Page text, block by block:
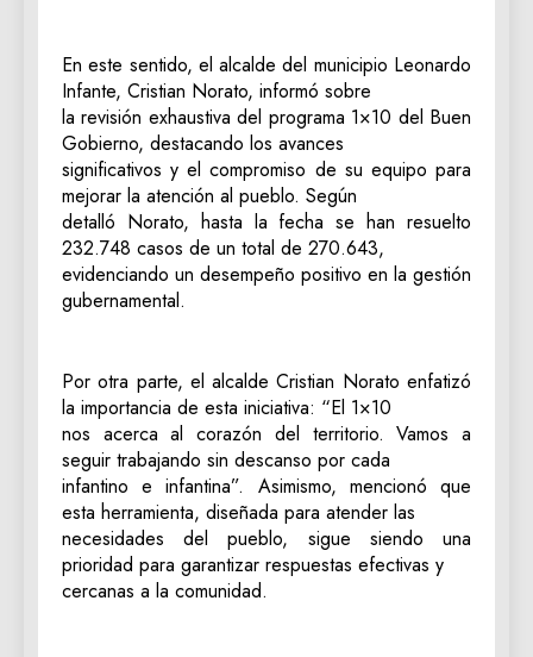
En este sentido, el alcalde del municipio Leonardo
Infante, Cristian Norato, informó sobre
la revisión exhaustiva del programa 1×10 del Buen
Gobierno, destacando los avances
significativos y el compromiso de su equipo para
mejorar la atención al pueblo. Según
detalló Norato, hasta la fecha se han resuelto
232.748 casos de un total de 270.643,
evidenciando un desempeño positivo en la gestión
gubernamental.
Por otra parte, el alcalde Cristian Norato enfatizó
la importancia de esta iniciativa: “El 1×10
nos acerca al corazón del territorio. Vamos a
seguir trabajando sin descanso por cada
infantino e infantina”. Asimismo, mencionó que
esta herramienta, diseñada para atender las
necesidades del pueblo, sigue siendo una
prioridad para garantizar respuestas efectivas y
cercanas a la comunidad.